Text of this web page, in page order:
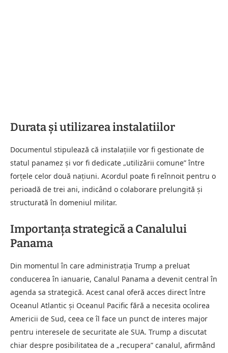
Durata și utilizarea instalatiilor
Documentul stipulează că instalațiile vor fi gestionate de
statul panamez și vor fi dedicate „utilizării comune” între
forțele celor două națiuni. Acordul poate fi reînnoit pentru o
perioadă de trei ani, indicând o colaborare prelungită și
structurată în domeniul militar.
Importanța strategică a Canalului
Panama
Din momentul în care administrația Trump a preluat
conducerea în ianuarie, Canalul Panama a devenit central în
agenda sa strategică. Acest canal oferă acces direct între
Oceanul Atlantic și Oceanul Pacific fără a necesita ocolirea
Americii de Sud, ceea ce îl face un punct de interes major
pentru interesele de securitate ale SUA. Trump a discutat
chiar despre posibilitatea de a „recupera” canalul, afirmând